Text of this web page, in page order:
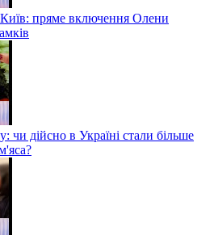
Київ: пряме включення Олени
чи дійсно в Україні стали більше